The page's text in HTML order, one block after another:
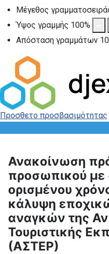
Μέγεθος
Ύψος γραμμής 100%
Απόσταση γραμμάτων
Προσθετο προσβασιμότητας
Ανακοίνωση
προσωπικού με
ορισμένου
κάλυψη
αναγκών της
Τουριστικής
(ΑΣΤΕΡ)